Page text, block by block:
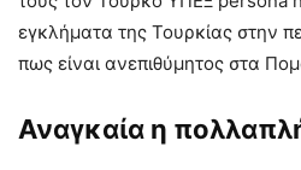
εγκλήματα της Τουρκίας στην
πως είναι ανεπιθύμητος στα
Αναγκαία η